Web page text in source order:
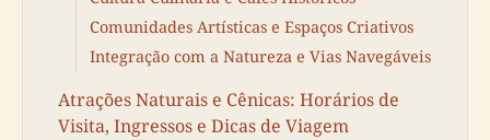
Comunidades Artísticas e Espaços Criativos
Integração com a Natureza e Vias Navegáveis
Atrações Naturais e Cênicas: Horários de
Visita, Ingressos e Dicas de Viagem